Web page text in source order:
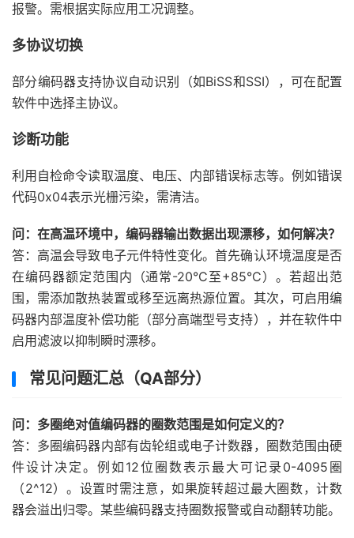
报警。需根据实际应用工况调整。
多协议切换
部分编码器支持协议自动识别（如BiSS和SSI），可在配置
软件中选择主协议。
诊断功能
利用自检命令读取温度、电压、内部错误标志等。例如错误
代码0x04表示光栅污染，需清洁。
问：在高温环境中，编码器输出数据出现漂移，如何解决？
答：高温会导致电子元件特性变化。首先确认环境温度是否
在编码器额定范围内（通常-20°C至+85°C）。若超出范
围，需添加散热装置或移至远离热源位置。其次，可启用编
码器内部温度补偿功能（部分高端型号支持），并在软件中
启用滤波以抑制瞬时漂移。
常见问题汇总（QA部分）
问：多圈绝对值编码器的圈数范围是如何定义的？
答：多圈编码器内部有齿轮组或电子计数器，圈数范围由硬
件设计决定。例如12位圈数表示最大可记录0-4095圈
（2^12）。设置时需注意，如果旋转超过最大圈数，计数
器会溢出归零。某些编码器支持圈数报警或自动翻转功能。